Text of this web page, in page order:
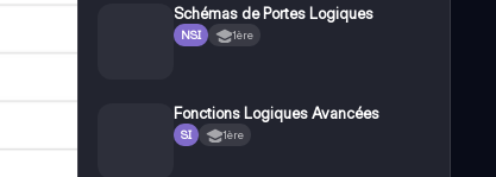
Schémas de Portes Logiques
NSI 1ère
Fonctions Logiques Avancées
SI 1ère